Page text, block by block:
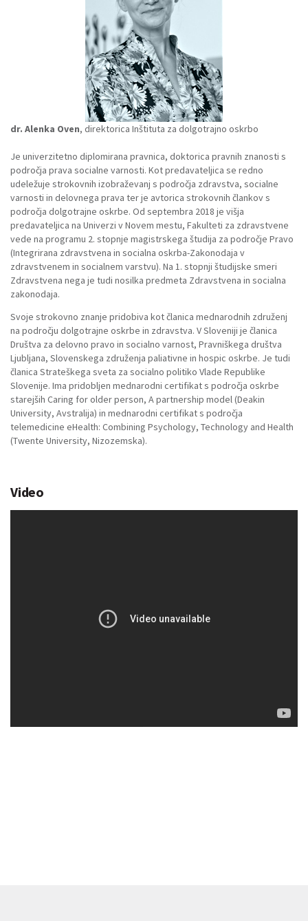
dr. Alenka Oven, direktorica Inštituta za dolgotrajno oskrbo
Je univerzitetno diplomirana pravnica, doktorica pravnih znanosti s
področja prava socialne varnosti. Kot predavateljica se redno
udeležuje strokovnih izobraževanj s področja zdravstva, socialne
varnosti in delovnega prava ter je avtorica strokovnih člankov s
področja dolgotrajne oskrbe. Od septembra 2018 je višja
predavateljica na Univerzi v Novem mestu, Fakulteti za zdravstvene
vede na programu 2. stopnje magistrskega študija za področje Pravo
(Integrirana zdravstvena in socialna oskrba-Zakonodaja v
zdravstvenem in socialnem varstvu). Na 1. stopnji študijske smeri
Zdravstvena nega je tudi nosilka predmeta Zdravstvena in socialna
zakonodaja.
Svoje strokovno znanje pridobiva kot članica mednarodnih združenj
na področju dolgotrajne oskrbe in zdravstva. V Sloveniji je članica
Društva za delovno pravo in socialno varnost, Pravniškega društva
Ljubljana, Slovenskega združenja paliativne in hospic oskrbe. Je tudi
članica Strateškega sveta za socialno politiko Vlade Republike
Slovenije. Ima pridobljen mednarodni certifikat s področja oskrbe
starejših Caring for older person, A partnership model (Deakin
University, Avstralija) in mednarodni certifikat s področja
telemedicine eHealth: Combining Psychology, Technology and Health
(Twente University, Nizozemska).
Video